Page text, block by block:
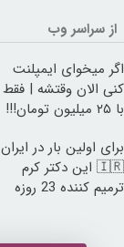
از سراسر وب
اگر میخوای ایمپلنت
کنی الان وقتشه | فقط
با ۲۵ میلیون تومان!!!
برای اولین بار در ایران
🇮🇷 این دکتر کرم
ترمیم کننده 23 روزه